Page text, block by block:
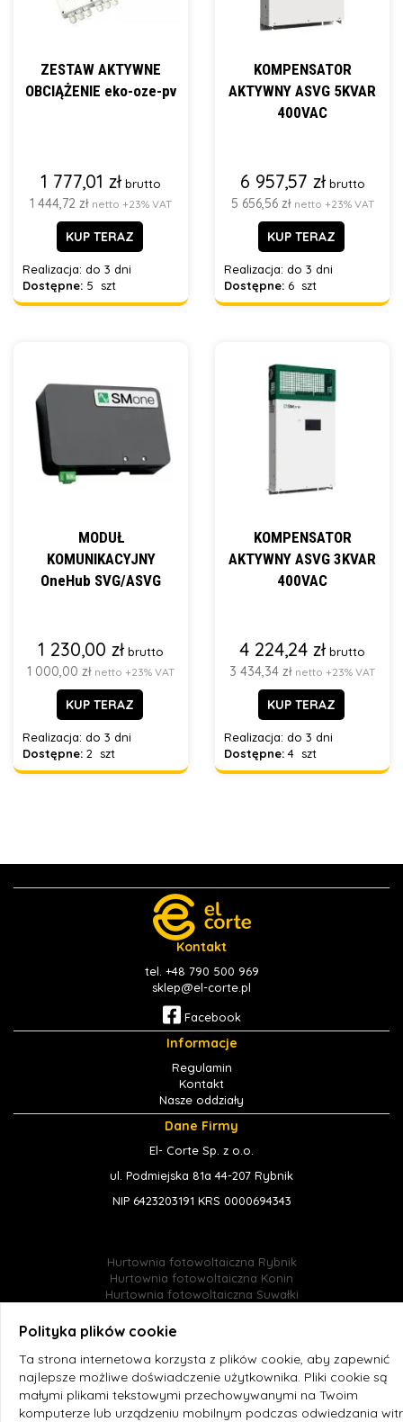
ZESTAW AKTYWNE
OBCIĄŻENIE eko-oze-pv
1 777,01 zł brutto
1 444,72 zł netto +23% VAT
KUP TERAZ
Realizacja: do 3 dni
Dostępne: 5 szt
KOMPENSATOR
AKTYWNY ASVG 5KVAR
400VAC
6 957,57 zł brutto
5 656,56 zł netto +23% VAT
KUP TERAZ
Realizacja: do 3 dni
Dostępne: 6 szt
MODUŁ
KOMUNIKACYJNY
OneHub SVG/ASVG
1 230,00 zł brutto
1 000,00 zł netto +23% VAT
KUP TERAZ
Realizacja: do 3 dni
Dostępne: 2 szt
KOMPENSATOR
AKTYWNY ASVG 3KVAR
400VAC
4 224,24 zł brutto
3 434,34 zł netto +23% VAT
KUP TERAZ
Realizacja: do 3 dni
Dostępne:4 szt
Kontakt
tel. +48 790 500 969
sklep@el-corte.pl
Facebook
Informacje
Regulamin
Kontakt
Nasze oddziały
Dane Firmy
El- Corte Sp. z o.o.
ul. Podmiejska 81a 44-207 Rybnik
NIP 6423203191 KRS 0000694343
Hurtownia fotowoltaiczna Rybnik
Hurtownia fotowoltaiczna Konin
Hurtownia fotowoltaiczna Suwałki
Hurtownia fotowoltaiczna Śląsk
Hurtownia fotowoltaiczna online
Hurtownia fotowoltaiczna El-corte
Polityka plików cookie
Ta strona internetowa korzysta z plików cookie, aby zapewnić
najlepsze możliwe doświadczenie użytkownika. Pliki cookie są
małymi plikami tekstowymi przechowywanymi na Twoim
komputerze lub urządzeniu mobilnym podczas odwiedzania